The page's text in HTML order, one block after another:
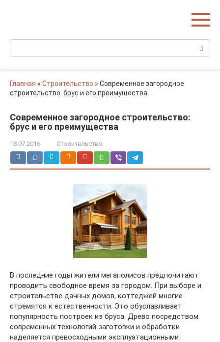
Поиск:
Главная » Строительство » Современное загородное
строительство: брус и его преимущества
Современное загородное строительство:
брус и его преимущества
18.07.2016 Строительство
В последние годы жители мегаполисов предпочитают
проводить свободное время за городом. При выборе и
строительстве дачных домов, коттеджей многие
стремятся к естественности. Это обуславливает
популярность построек из бруса. Древо посредством
современных технологий заготовки и обработки
наделяется превосходными эксплуатационными